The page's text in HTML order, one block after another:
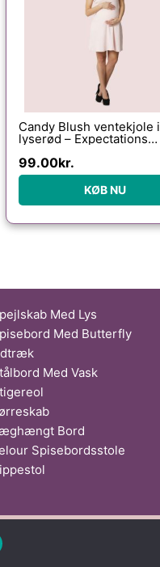
Candy Blush ventekjole i
lyserød – Expectations
99.00kr.
KØB NU
Med Lys
Med Butterfly
Med Vask
Bord
Spisebordsstole
| Dubai | UAE